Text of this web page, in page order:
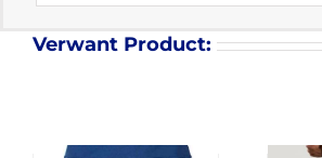
Verwant Product: